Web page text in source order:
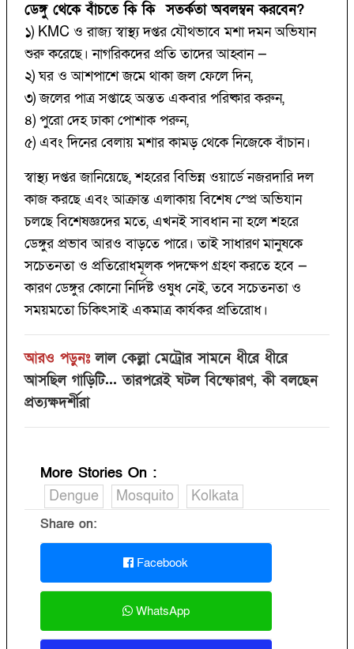
ডেঙ্গু থেকে বাঁচতে কি কি সতর্কতা অবলম্বন করবেন?
১) KMC ও রাজ্য স্বাস্থ্য দপ্তর যৌথভাবে মশা দমন অভিযান
শুরু করেছে। নাগরিকদের প্রতি তাদের আহ্বান —
২) ঘর ও আশপাশে জমে থাকা জল ফেলে দিন,
৩) জলের পাত্র সপ্তাহে অন্তত একবার পরিষ্কার করুন,
৪) পুরো দেহ ঢাকা পোশাক পরুন,
৫) এবং দিনের বেলায় মশার কামড় থেকে নিজেকে বাঁচান।
স্বাস্থ্য দপ্তর জানিয়েছে, শহরের বিভিন্ন ওয়ার্ডে নজরদারি দল
কাজ করছে এবং আক্রান্ত এলাকায় বিশেষ স্প্রে অভিযান
চলছে বিশেষজ্ঞদের মতে, এখনই সাবধান না হলে শহরে
ডেঙ্গুর প্রভাব আরও বাড়তে পারে। তাই সাধারণ মানুষকে
সচেতনতা ও প্রতিরোধমূলক পদক্ষেপ গ্রহণ করতে হবে —
কারণ ডেঙ্গুর কোনো নির্দিষ্ট ওষুধ নেই, তবে সচেতনতা ও
সময়মতো চিকিৎসাই একমাত্র কার্যকর প্রতিরোধ।
আরও পড়ুনঃ লাল কেল্লা মেট্রোর সামনে ধীরে ধীরে
আসছিল গাড়িটি... তারপরেই ঘটল বিস্ফোরণ, কী বলছেন
প্রত্যক্ষদর্শীরা
More Stories On :
Dengue
Mosquito Kolkata
Share on:
Facebook
WhatsApp